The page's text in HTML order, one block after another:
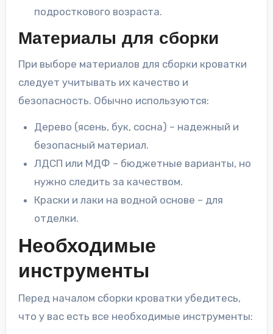
подросткового возраста.
Материалы для сборки
При выборе материалов для сборки кроватки
следует учитывать их качество и
безопасность. Обычно используются:
Дерево (ясень, бук, сосна) – надежный и
безопасный материал.
ЛДСП или МДФ – бюджетные варианты, но
нужно следить за качеством.
Краски и лаки на водной основе – для
отделки.
Необходимые
инструменты
Перед началом сборки кроватки убедитесь,
что у вас есть все необходимые инструменты: